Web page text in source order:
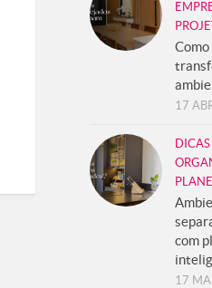
17
com
17